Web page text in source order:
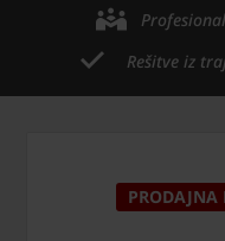
Rešitve iz
PRODAJNA